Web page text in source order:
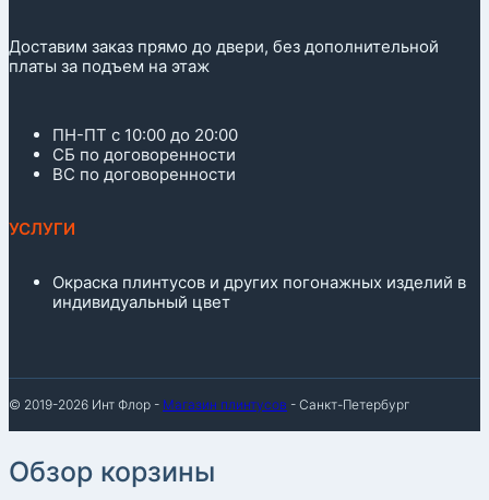
Доставим заказ прямо до двери, без дополнительной
платы за подъем на этаж
ПН-ПТ с 10:00 до 20:00
СБ по договоренности
ВС по договоренности
УСЛУГИ
Окраска плинтусов и других погонажных изделий в
индивидуальный цвет
© 2019-2026 Инт Флор - Магазин плинтусов - Санкт-Петербург
Обзор корзины